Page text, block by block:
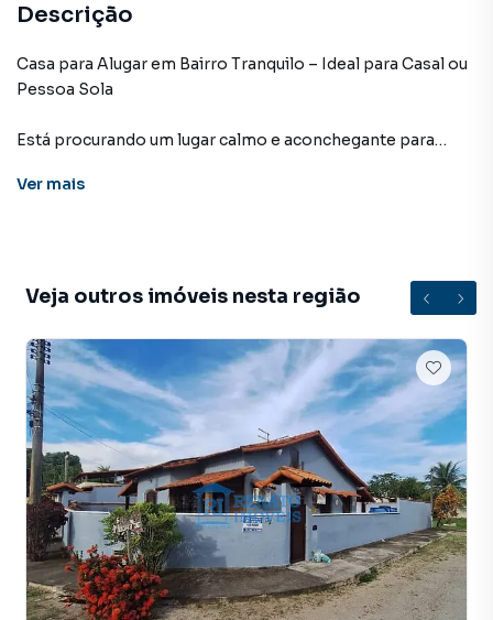
Descrição
Casa para Alugar em Bairro Tranquilo – Ideal para Casal ou
Pessoa Sola
Está procurando um lugar calmo e aconchegante para
-3 quartos, sendo 1 suíte
-Sala de estar
-Cozinha espaçosa
-4banheiros no total
-Área de serviço coberta
-Garagem com capacidade para 2 carros
O imóvel oferece ambientes bem distribuídos, com ótima
ventilação e iluminação natural, proporcionando conforto
e funcionalidade em todos os cômodos.
Ver mais
Veja outros imóveis nesta região